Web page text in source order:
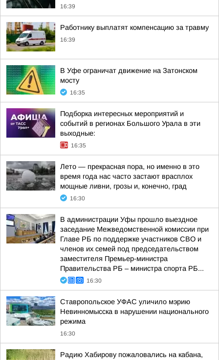
16:39
Работнику выплатят компенсацию за травму
16:39
В Уфе ограничат движение на Затонском
мосту
16:35
Подборка интересных мероприятий и
событий в регионах Большого Урала в эти
выходные:
16:35
Лето — прекрасная пора, но именно в это
время года нас часто застают врасплох
мощные ливни, грозы и, конечно, град
16:30
В администрации Уфы прошло выездное
заседание Межведомственной комиссии при
Главе РБ по поддержке участников СВО и
членов их семей под председательством
заместителя Премьер-министра
Правительства РБ – министра спорта РБ...
16:30
Ставропольское УФАС уличило мэрию
Невинномысска в нарушении национального
режима
16:30
Радию Хабирову пожаловались на кабана,